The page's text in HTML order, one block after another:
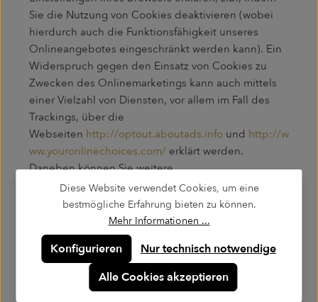
Sie die Nutzung von Cookies deaktivieren (wobei
hierdurch auch die Funktionsfähigkeit unseres
Onlineangebotes eingeschränkt werden kann). Ein
Widerspruch gegen den Einsatz von Cookies zu
Zwecken des Onlinemarketings kann auch mittels
einer Vielzahl von Diensten, vor allem im Fall des
Trackings, über die
Webseiten http://optout.aboutads.info und http://w
ww.youronlinechoices.com/ erklärt werden.
Daneben können Sie weitere
Widerspruchshinweise im Rahmen der Angaben zu
den eingesetzten Dienstleistern und Cookies
Verarbeitung von Cookie-Daten auf Grundlage einer
Einwilligung: Bevor wir Daten im Rahmen der
Nutzung von Cookies verarbeiten oder verarbeiten
Diese Website verwendet Cookies, um eine
bestmögliche Erfahrung bieten zu können.
Mehr Informationen ...
Nur technisch notwendige
Konfigurieren
Alle Cookies akzeptieren